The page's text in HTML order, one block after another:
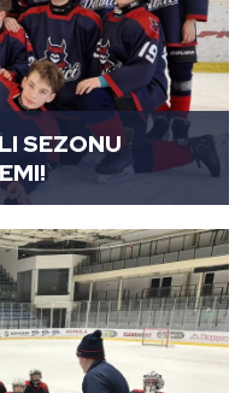
SEZONU